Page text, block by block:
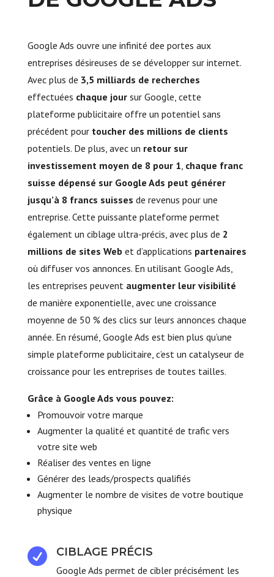
Google Ads ouvre une infinité dee portes aux
entreprises désireuses de se développer sur internet.
Avec plus de 3,5 milliards de recherches
effectuées chaque joursur Google, cette
plateforme publicitaire offre un potentiel sans
précédent pour toucher des millions de clients
potentiels. De plus, avec un retour sur
investissement moyen de 8 pour 1 chaque franc
suisse dépensé sur Google Ads peut générer
jusqu’à 8 francs suisses de revenus pour une
entreprise. Cette puissante plateforme permet
également un ciblage ultra-précis, avec plus de 2
millions de sites Web et d’applications partenaires
où diffuser vos annonces. En utilisant Google Ads,
les entreprises peuvent augmenter leur visibilité
de manière exponentielle, avec une croissance
moyenne de 50 % des clics sur leurs annonces chaque
année. En résumé, Google Ads est bien plus qu’une
simple plateforme publicitaire, c’est un catalyseur de
croissance pour les entreprises de toutes tailles.
Grâce à Google Ads vous pouvez:
Promouvoir votre marque
Augmenter la qualité et quantité de trafic vers
votre site web
Réaliser des ventes en ligne
Générer des leads/prospects qualifiés
Augmenter le nombre de visites de votre boutique
physique
 CIBLAGE PRÉCIS
Google Ads permet de cibler précisément les